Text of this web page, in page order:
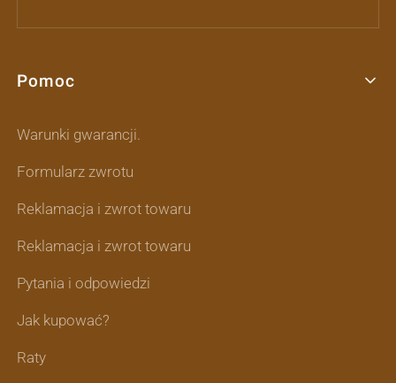
Linki w stopce
Pomoc
Warunki gwarancji.
Formularz zwrotu
Reklamacja i zwrot towaru
Reklamacja i zwrot towaru
Pytania i odpowiedzi
Jak kupować?
Raty